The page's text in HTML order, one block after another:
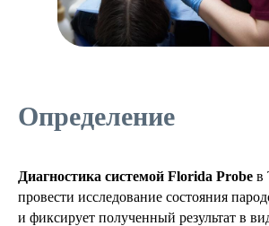
Определение
Диагностика системой Florida Probe в
провести исследование состояния
и фиксирует полученный результат в